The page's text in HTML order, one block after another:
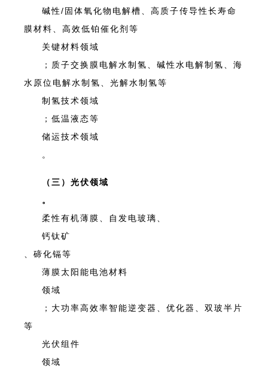
碱性/固体氧化物电解槽、高质子传导性长寿命
膜材料、高效低铂催化剂等
关键材料领域
；质子交换膜电解水制氢、碱性水电解制氢、海
水原位电解水制氢、光解水制氢等
制氢技术领域
；低温液态等
储运技术领域
。
（三）光伏领域
。
柔性有机薄膜、自发电玻璃、
钙钛矿
、碲化镉等
薄膜太阳能电池材料
领域
；大功率高效率智能逆变器、优化器、双玻半片
等
光伏组件
领域